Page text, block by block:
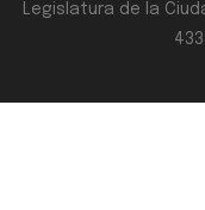
Legislatura de la